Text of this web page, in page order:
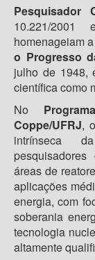
Pesquisador
10.221/
homenageiam
o Progresso
julho de 1948,
científica como
No
Coppe/UFRJ,
intrínseca
áreas de
aplicações
energia, com
soberania
tecnologia
altamente